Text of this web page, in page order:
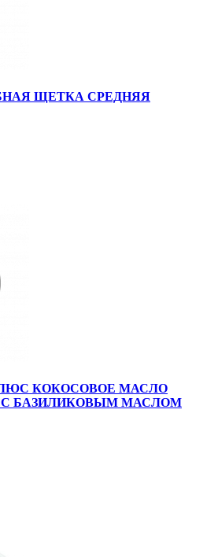
ЩЕТКА СРЕДНЯЯ
КОКОСОВОЕ МАСЛО
БАЗИЛИКОВЫМ МАСЛОМ